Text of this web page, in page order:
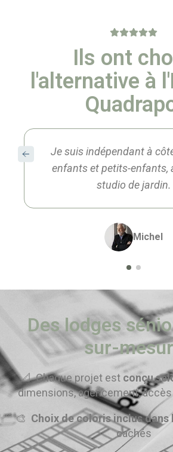
Ils ont
l'alternative à
Je suis indépendant à
enfants et petits-enfants,
studio de jardin.
Michel
Des lodges
sur-
📐 Chaque projet est conçu
dimensions, agencement, accès
🎨 Choix de coloris inclus dans
cachés